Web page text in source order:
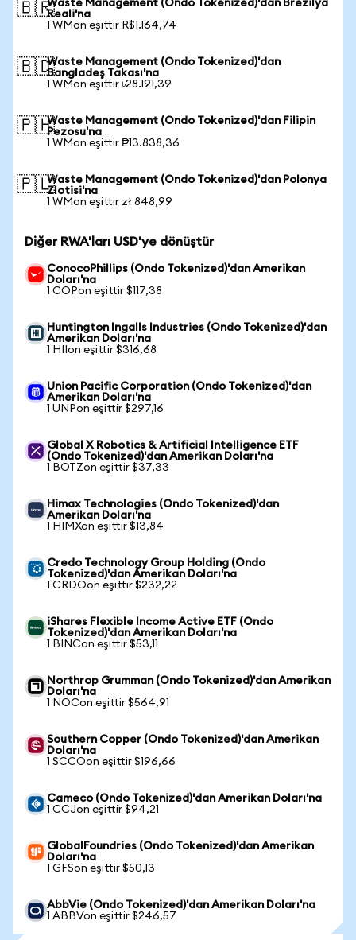
🇧🇷Waste Management (Ondo Tokenized)'dan Brezilya
Reali'na
1 WMon eşittir R$1.164,74
🇧🇩Waste Management (Ondo Tokenized)'dan
Bangladeş Takası'na
1 WMon eşittir ৳28.191,39
🇵🇭Waste Management (Ondo Tokenized)'dan Filipin
Pezosu'na
1 WMon eşittir ₱13.838,36
🇵🇱Waste Management (Ondo Tokenized)'dan Polonya
Zlotisi'na
1 WMon eşittir zł 848,99
Diğer RWA'ları USD'ye dönüştür
ConocoPhillips (Ondo Tokenized)'dan Amerikan
Doları'na
1 COPon eşittir $117,38
Huntington Ingalls Industries (Ondo Tokenized)'dan
Amerikan Doları'na
1 HIIon eşittir $316,68
Union Pacific Corporation (Ondo Tokenized)'dan
Amerikan Doları'na
1 UNPon eşittir $297,16
Global X Robotics & Artificial Intelligence ETF
(Ondo Tokenized)'dan Amerikan Doları'na
1 BOTZon eşittir $37,33
Himax Technologies (Ondo Tokenized)'dan
Amerikan Doları'na
1 HIMXon eşittir $13,84
Credo Technology Group Holding (Ondo
Tokenized)'dan Amerikan Doları'na
1 CRDOon eşittir $232,22
iShares Flexible Income Active ETF (Ondo
Tokenized)'dan Amerikan Doları'na
1 BINCon eşittir $53,11
Northrop Grumman (Ondo Tokenized)'dan Amerikan
Doları'na
1 NOCon eşittir $564,91
Southern Copper (Ondo Tokenized)'dan Amerikan
Doları'na
1 SCCOon eşittir $196,66
Cameco (Ondo Tokenized)'dan Amerikan Doları'na
1 CCJon eşittir $94,21
GlobalFoundries (Ondo Tokenized)'dan Amerikan
Doları'na
1 GFSon eşittir $50,13
AbbVie (Ondo Tokenized)'dan Amerikan Doları'na
1 ABBVon eşittir $246,57